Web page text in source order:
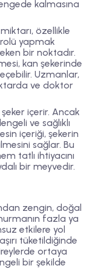
kalmasına
özellikle
yapmak
bir noktadır.
kan şekerinde
Uzmanlar,
ve doktor
içerir. Ancak
ve sağlıklı
içeriği, şekerin
sağlar. Bu
tatlı ihtiyacını
bir meyvedir.
zengin, doğal
fazla ya
etkilere yol
tüketildiğinde
ortaya
bir şekilde